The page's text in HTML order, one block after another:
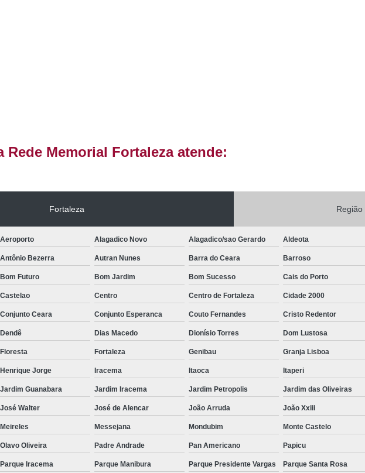
cemitério
familiar
Planos de
funerária
Planos
funerários
Salas para
Sepultamento
Serviço de
Serviços
funerários
Traslado de
Cemitério de Luxo em Crematório
Cemitério de Luxo Próximo a Mim
Cemitério Serviço de Enterro
Cemitérios
Cemitério Cremação
Cemitério
Cemitério para Sepultamento
Cemitério Plano Funerário
Cemitério
Coroa de
Coroa de Flores de Luxo
Coroa de
Coroa de Flores Grande
Coroa de
Coroa de Flores para Velório
Coroa de
Coroa de Finados
Coroa de
Coroa de Flores Velório
Coroa de
Rede Memorial Fortaleza atende:
Fortaleza
Aeroporto Alagadico Novo Alagadico/sao Gerardo Aldeota
Antônio Bezerra Autran Nunes Barra do Ceara Barroso
Bom Futuro Bom Jardim Bom Sucesso Cais do Porto
Castelao Centro Centro de Fortaleza Cidade 2000
Conjunto Ceara Conjunto Esperanca Couto Fernandes Cristo Redentor
Dendê Dias Macedo Dionísio Torres Dom Lustosa
Floresta Fortaleza Genibau Granja Lisboa
Henrique Jorge Iracema Itaoca Itaperi
Jardim Guanabara Jardim Iracema Jardim Petropolis Jardim das Oliveiras
José Walter José de Alencar João Arruda João Xxiii
Meireles Messejana Mondubim Monte Castelo
Olavo Oliveira Padre Andrade Pan Americano Papicu
Parque Iracema Parque Manibura Parque Presidente Vargas Parque Santa Rosa